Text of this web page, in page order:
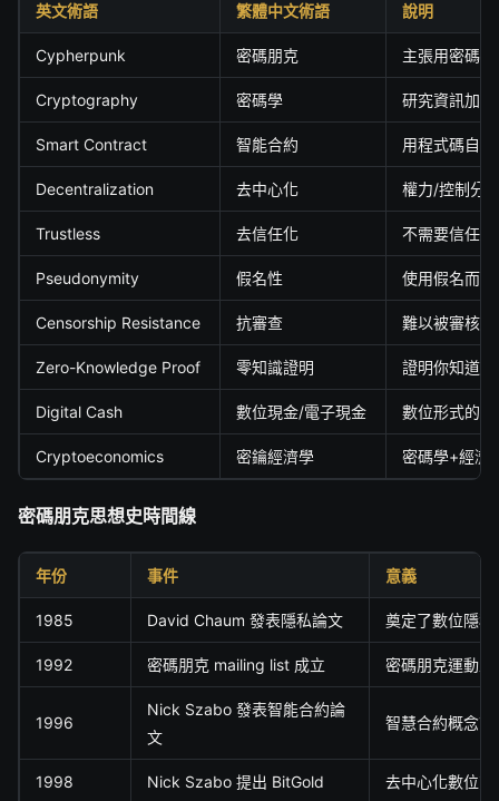
英文術語 繁體中文術語 說明
Cypherpunk 密碼朋克 主張用密碼
Cryptography 密碼學 研究資訊加
Smart Contract 智能合約 用程式碼自
Decentralization 去中心化 權力/控制分
Trustless 去信任化 不需要信任
Pseudonymity 假名性 使用假名而
Censorship Resistance 抗審查 難以被審核
Zero-Knowledge Proof 零知識證明 證明你知道
Digital Cash 數位現金/電子現金 數位形式的
Cryptoeconomics 密鑰經濟學 密碼學+經濟
密碼朋克思想史時間線
年份 事件 意義
1985 David Chaum 發表隱私論文 奠定了數位隱
1992 密碼朋克 mailing list 成立 密碼朋克運動正
1996
Nick Szabo 發表智能合約論
文
智慧合約概念首
1998 Nick Szabo 提出 BitGold 去中心化數位